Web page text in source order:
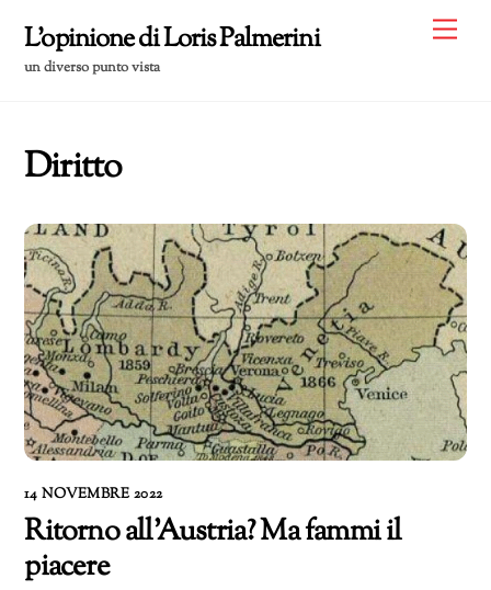
content
L'opinione di Loris Palmerini
un diverso punto vista
Diritto
14 NOVEMBRE 2022
Ritorno all’Austria? Ma fammi il
piacere